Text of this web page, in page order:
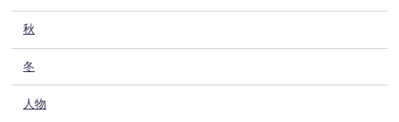
秋
冬
人物